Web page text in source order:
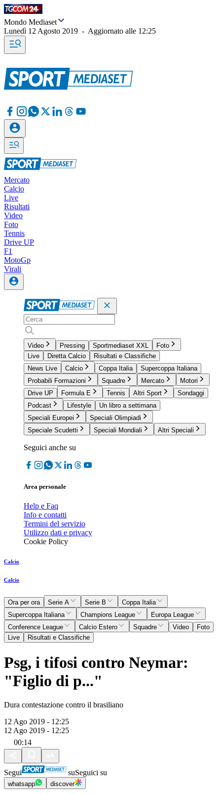
Mondo Mediaset
Lunedì 12 Agosto 2019 - Aggiornato alle 12:25
Mercato
Calcio
Live
Risultati
Video
Foto
Tennis
Drive UP
F1
MotoGp
Virali
Video Pressing Sportmediaset XXL
Foto
Live
Diretta Calcio
Risultati e Classifiche
News Live
Calcio Coppa Italia
Supercoppa Italiana
Probabili Formazioni
Squadre Mercato
Motori
Drive UP
Formula E Tennis Altri Sport
Sondaggi
Podcast
Lifestyle
Un libro a settimana
Speciali Europei
Speciali Olimpiadi
Speciale Scudetti
Speciali Mondiali Altri Speciali
Seguici anche su
Area personale
Help e Faq
Info e contatti
Termini del servizio
Utilizzo dati e privacy
Cookie Policy
Calcio
Calcio
Ora per ora Serie A Serie B
Coppa Italia
Supercoppa Italiana
Champions League
Europa League
Conference League
Calcio Estero Squadre Video
Foto
Live
Risultati e Classifiche
Psg, i tifosi contro Neymar:
"Figlio di p..."
Dura contestazione contro il brasiliano
12 Ago 2019 - 12:25
12 Ago 2019 - 12:25
00:14
Segui suSeguici su
whatsapp discover